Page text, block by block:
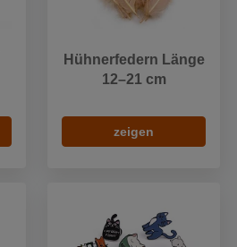
Hühnerfedern Länge
12–21 cm
zeigen